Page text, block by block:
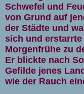
Schwefel und
von Grund auf
der Städte und
sich und erstarrte
Morgenfrühe zu
Er blickte nach
Gefilde jenes
wie der Rauch